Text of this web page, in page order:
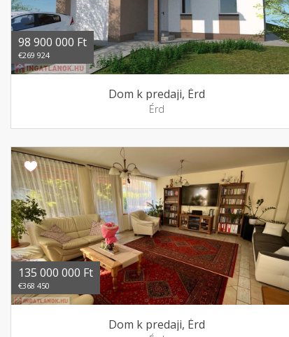
98 900 000 Ft
€269 924
Dom k predaji, Érd
Érd
135 000 000 Ft
€368 450
Dom k predaji, Érd